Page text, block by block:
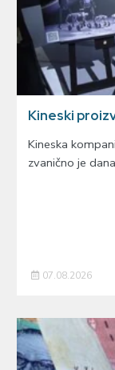
Kineski
Kineska
zvanično je
07.08.2026